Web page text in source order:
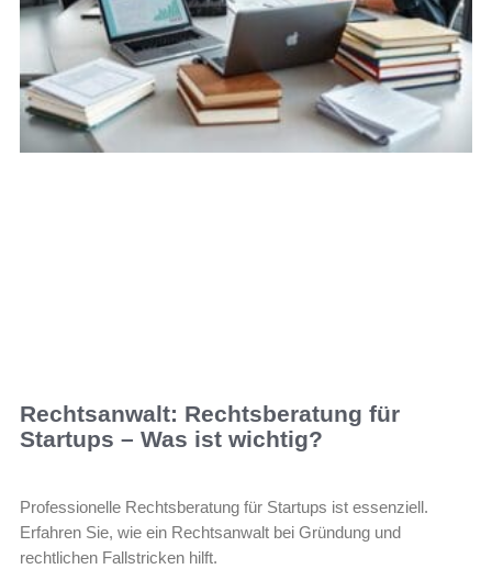
Rechtsanwalt: Rechtsberatung für
Startups – Was ist wichtig?
Professionelle Rechtsberatung für Startups ist essenziell.
Erfahren Sie, wie ein Rechtsanwalt bei Gründung und
rechtlichen Fallstricken hilft.